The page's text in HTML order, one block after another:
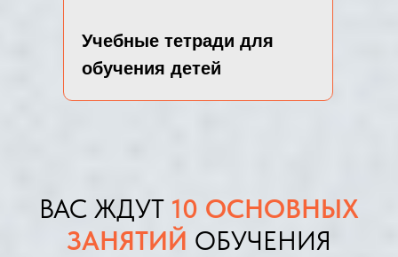
Учебные тетради для
обучения детей
ВАС ЖДУТ 10 ОСНОВНЫХ
ЗАНЯТИЙ ОБУЧЕНИЯ